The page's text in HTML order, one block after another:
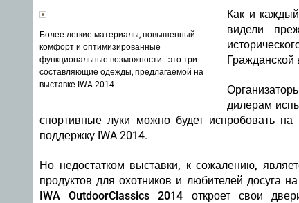
Более легкие материалы, повышенный
комфорт и оптимизированные
функциональные возможности - это три
составляющие одежды, предлагаемой на
выставке IWA 2014
Как и
видели
Гражданской
дилерам
спортивные луки можно будет испробовать
поддержку IWA 2014.
Но недостатком выставки, к сожалению,
продуктов для охотников и любителей досуга
IWA OutdoorClassics 2014 откроет свои